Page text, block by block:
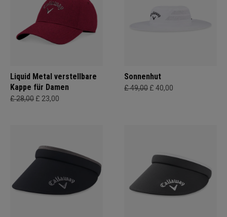
Liquid Metal verstellbare
Kappe für Damen
£ 28,00 £ 23,00
Sonnenhut
£ 49,00 £ 40,00